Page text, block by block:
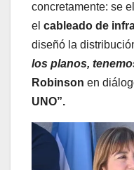
concretamente: se
el cableado de
diseñó la
los planos,
Robinson en
UNO”.